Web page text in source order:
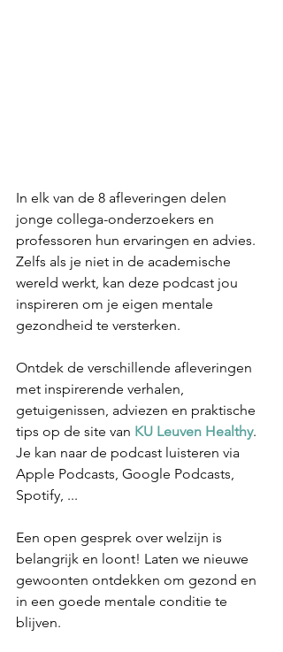
In elk van de 8 afleveringen delen
jonge collega-onderzoekers en
professoren hun ervaringen en advies.
Zelfs als je niet in de academische
wereld werkt, kan deze podcast jou
inspireren om je eigen mentale
gezondheid te versterken.
Ontdek de verschillende afleveringen
met inspirerende verhalen,
getuigenissen, adviezen en praktische
tips op de site van KU Leuven Healthy.
Je kan naar de podcast luisteren via
Apple Podcasts, Google Podcasts,
Spotify, ...
Een open gesprek over welzijn is
belangrijk en loont! Laten we nieuwe
gewoonten ontdekken om gezond en
in een goede mentale conditie te
blijven.